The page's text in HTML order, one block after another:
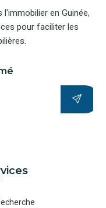
en Guinée,
pour faciliter les